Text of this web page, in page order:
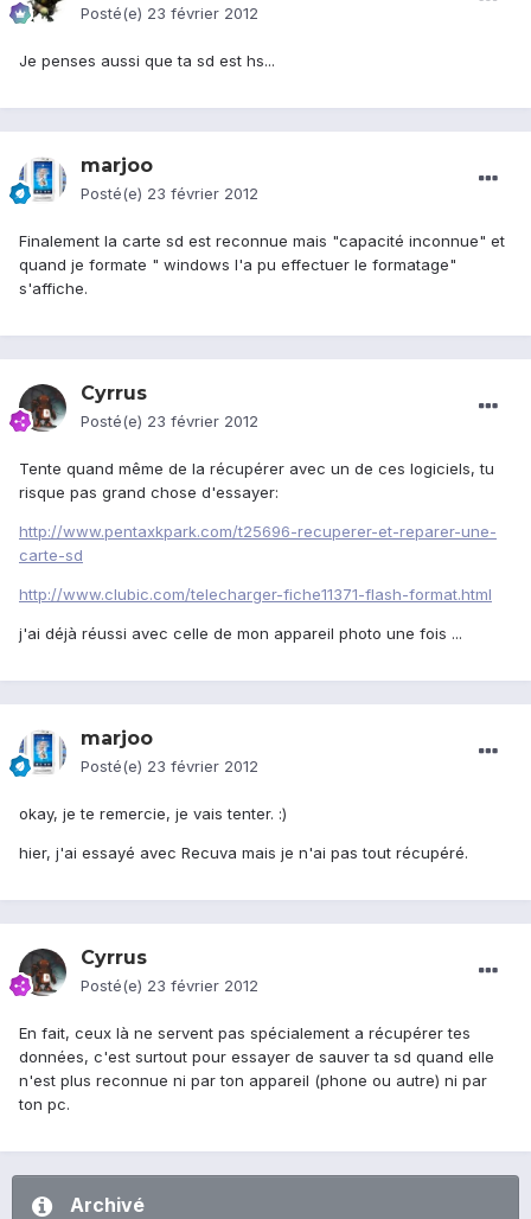
Posté(e) 23 février 2012
Je penses aussi que ta sd est hs...
marjoo
Posté(e) 23 février 2012
Finalement la carte sd est reconnue mais "capacité inconnue" et
quand je formate " windows l'a pu effectuer le formatage"
s'affiche.
Cyrrus
Posté(e) 23 février 2012
Tente quand même de la récupérer avec un de ces logiciels, tu
risque pas grand chose d'essayer:
http://www.pentaxkpark.com/t25696-recuperer-et-reparer-une-
carte-sd
http://www.clubic.com/telecharger-fiche11371-flash-format.html
j'ai déjà réussi avec celle de mon appareil photo une fois ...
marjoo
Posté(e) 23 février 2012
okay, je te remercie, je vais tenter. :)
hier, j'ai essayé avec Recuva mais je n'ai pas tout récupéré.
Cyrrus
Posté(e) 23 février 2012
En fait, ceux là ne servent pas spécialement a récupérer tes
données, c'est surtout pour essayer de sauver ta sd quand elle
n'est plus reconnue ni par ton appareil (phone ou autre) ni par
ton pc.
Archivé